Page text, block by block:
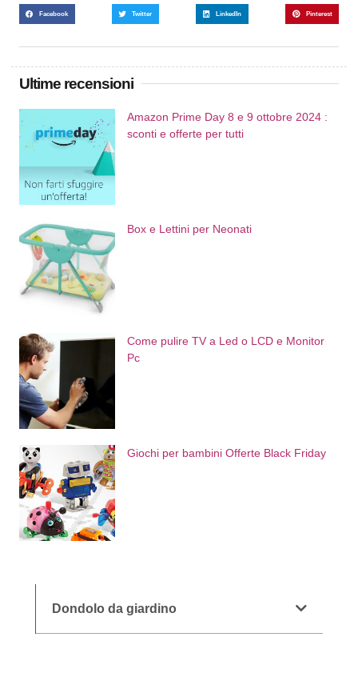
Facebook Twitter LinkedIn Pinterest
Ultime recensioni
Amazon Prime Day 8 e 9 ottobre 2024 :
sconti e offerte per tutti
Box e Lettini per Neonati
Come pulire TV a Led o LCD e Monitor
Pc
Giochi per bambini Offerte Black Friday
Dondolo da giardino